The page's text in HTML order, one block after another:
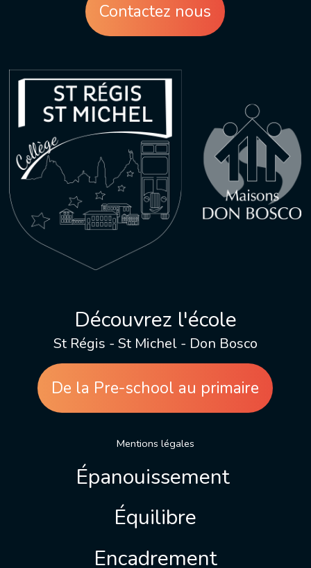
Contactez nous
Découvrez l'école
St Régis - St Michel - Don Bosco
De la Pre-school au primaire
Mentions légales
Épanouissement
Équilibre
Encadrement